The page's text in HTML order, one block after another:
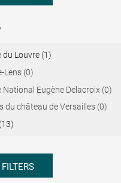
du Louvre (1)
Lens (0)
National Eugène Delacroix (0)
du château de Versailles (0)